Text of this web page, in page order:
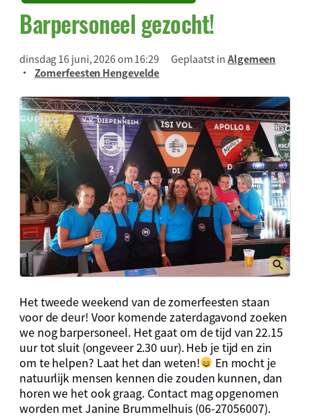
Barpersoneel gezocht!
dinsdag 16 juni, 2026 om 16:29 Geplaatst inAlgemeen
Zomerfeesten Hengevelde
Het tweede weekend van de zomerfeesten staan
voor de deur! Voor komende zaterdagavond zoeken
we nog barpersoneel. Het gaat om de tijd van 22.15
uur tot sluit (ongeveer 2.30 uur). Heb je tijd en zin
om te helpen? Laat het dan weten!
En mocht je
natuurlijk mensen kennen die zouden kunnen, dan
horen we het ook graag. Contact mag opgenomen
worden met Janine Brummelhuis (06-27056007).